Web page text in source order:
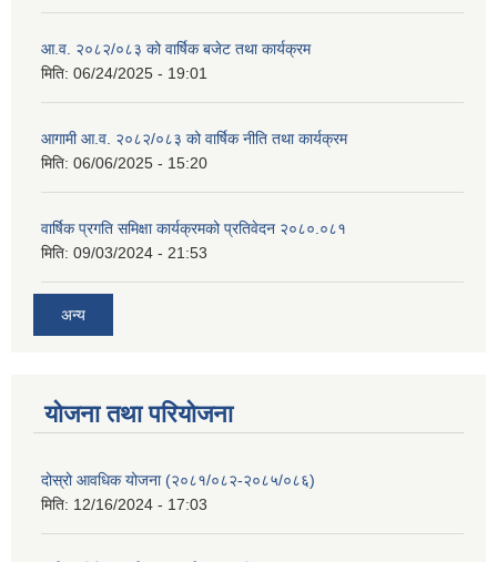
आ.व. २०८२/०८३ को वार्षिक बजेट तथा कार्यक्रम
मिति: 06/24/2025 - 19:01
आगामी आ.व. २०८२/०८३ को वार्षिक नीति तथा कार्यक्रम
मिति: 06/06/2025 - 15:20
वार्षिक प्रगति समिक्षा कार्यक्रमको प्रतिवेदन २०८०.०८१
मिति: 09/03/2024 - 21:53
अन्य
योजना तथा परियोजना
दोस्रो आवधिक योजना (२०८१/०८२-२०८५/०८६)
मिति: 12/16/2024 - 17:03